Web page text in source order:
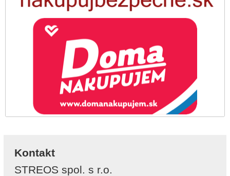
Kontakt
STREOS spol. s r.o.